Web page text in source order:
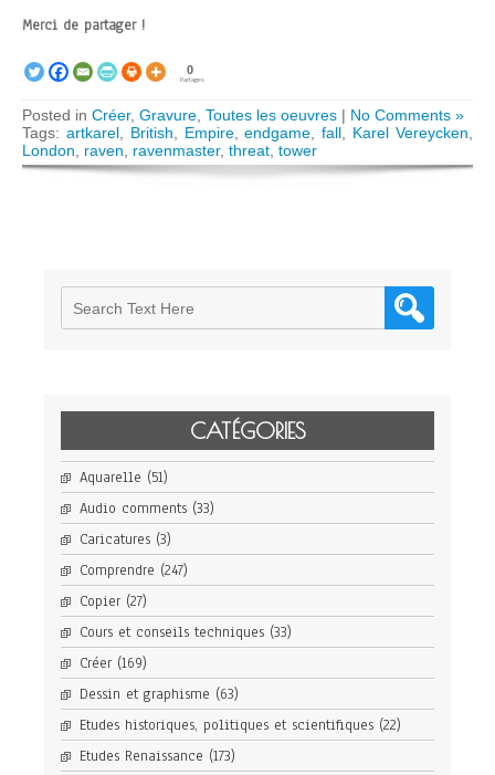
Merci de partager !
0
Partages
Posted in Créer, Gravure Toutes les oeuvres | No Comments »
Tags: artkarel, British Empire,endgame ,fall Karel Vereycken
London
raven ravenmaster, threat tower
CATÉGORIES
Aquarelle (51)
Audio comments (33)
Caricatures (3)
Comprendre (247)
Copier (27)
Cours et conseils techniques (33)
Créer (169)
Dessin et graphisme (63)
Etudes historiques, politiques et scientifiques (22)
Etudes Renaissance (173)